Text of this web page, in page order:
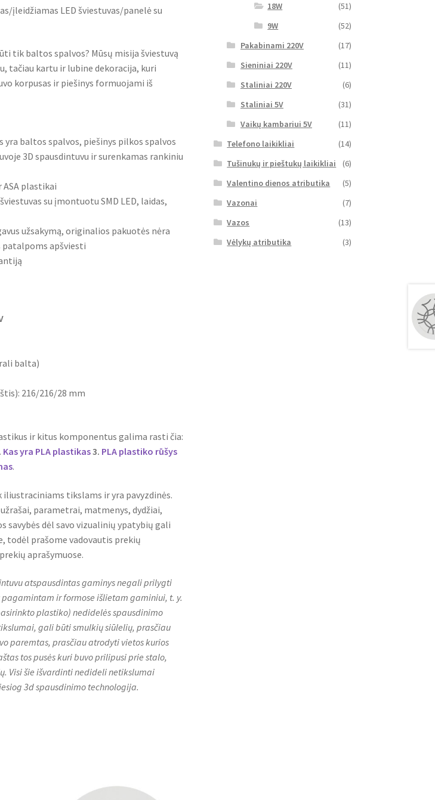
įleidžiamas LED šviestuvas/panelė su
tik baltos spalvos? Mūsų misija šviestuvą
tačiau kartu ir lubine dekoracija, kuri
korpusas ir piešinys formuojami iš
yra baltos spalvos, piešinys pilkos spalvos
3D spausdintuvu ir surenkamas rankiniu
ASA plastikai
su įmontuotu SMD LED, laidas,
užsakymą, originalios pakuotės nėra
patalpoms apšviesti
balta)
216/216/28 mm
ir kitus komponentus galima rasti čia:
Kas yra PLA plastikas3. PLA plastiko rūšys
.
tikslams ir yra pavyzdinės.
parametrai, matmenys, dydžiai,
savybės dėl savo vizualinių ypatybių gali
todėl prašome vadovautis prekių
aprašymuose.
atspausdintas gaminys negali prilygti
ir formose išlietam gaminiui, t. y.
plastiko) nedidelės spausdinimo
gali būti smulkių siūlelių, prasčiau
paremtas, prasčiau atrodyti vietos kurios
tos pusės kuri buvo prilipusi prie stalo,
Visi šie išvardinti nedideli netikslumai
3d spausdinimo technologija.
18W
(51)
9W
(52)
Pakabinami 220V
(17)
Sieniniai 220V
(11)
Staliniai 220V
(6)
Staliniai 5V
(31)
Vaikų kambariui 5V
(11)
Telefono laikikliai
(14)
Tušinukų ir pieštukų laikikliai
(6)
Valentino dienos atributika
(5)
Vazonai
(7)
Vazos
(13)
Vėlykų atributika
(3)